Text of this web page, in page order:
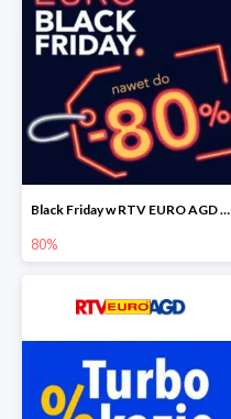
Black Friday w RTV EURO AGD do -80%
80%